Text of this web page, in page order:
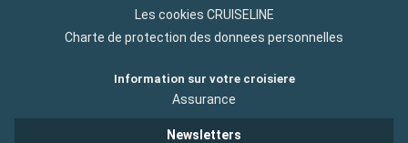
Les cookies CRUISELINE
Charte de protection des donnees personnelles
Information sur votre croisiere
Assurance
Newsletters